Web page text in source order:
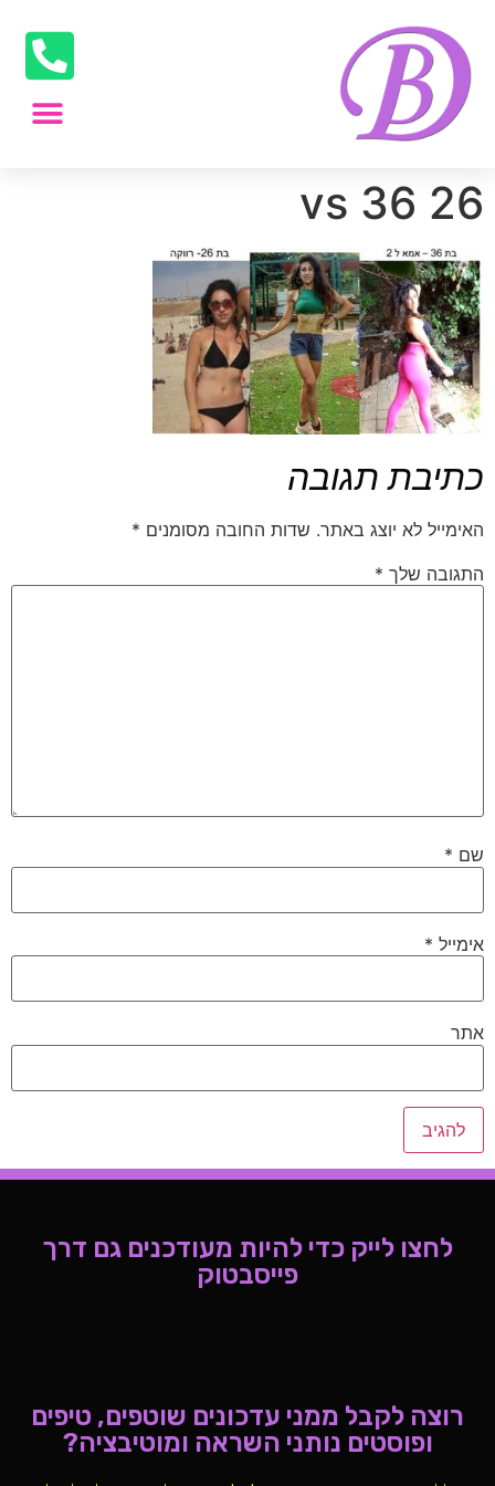
26 vs 36
כתיבת תגובה
האימייל לא יוצג באתר. שדות החובה מסומנים *
התגובה שלך *
שם *
אימייל *
אתר
לחצו לייק כדי להיות מעודכנים גם דרך
פייסבטוק
רוצה לקבל ממני עדכונים שוטפים, טיפים
ופוסטים נותני השראה ומוטיבציה?